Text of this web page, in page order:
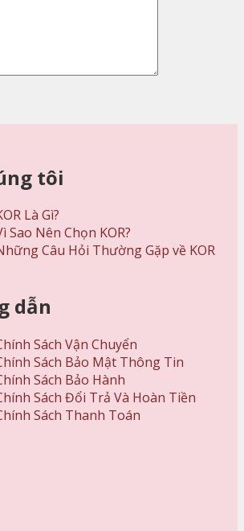
tôi
Là Gì?
Sao Nên Chọn KOR?
Câu Hỏi Thường Gặp về KOR
dẫn
Sách Vận Chuyển
Sách Bảo Mật Thông Tin
Sách Bảo Hành
Sách Đổi Trả Và Hoàn Tiền
Sách Thanh Toán